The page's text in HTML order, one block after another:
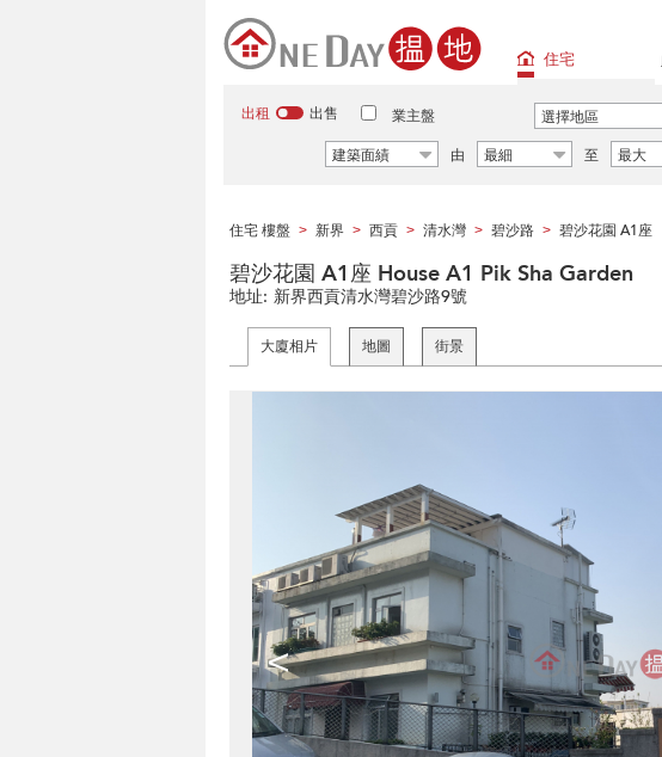
住宅
出租 出售 業主盤 選擇地區
建築面績
由 最細 至 最大
住宅 樓盤 > 新界 > 西貢 > 清水灣 > 碧沙路 > 碧沙花園 A1座
碧沙花園 A1座 House A1 Pik Sha Garden
地址: 新界西貢清水灣碧沙路9號
大廈相片 地圖 街景
<